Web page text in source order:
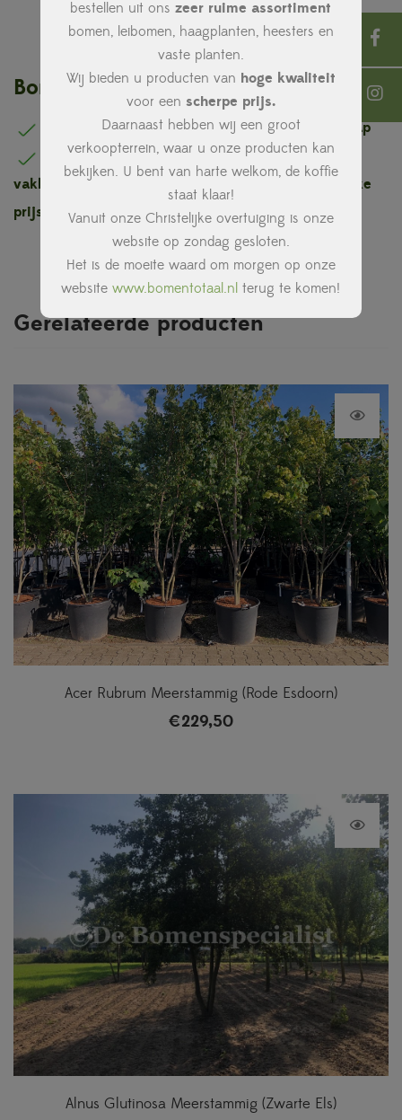
bestellen uit onszeer ruime assortiment
bomen, leibomen, haagplanten, heesters en
vaste planten.
Wij bieden u producten van hoge kwaliteit
voor een scherpe prijs.
Daarnaast hebben wij een groot
verkoopterrein, waar u onze producten kan
bekijken. U bent van harte welkom, de koffie
staat klaar!
Vanuit onze Christelijke overtuiging is onze
website op zondag gesloten.
Het is de moeite waard om morgen op onze
websitewww.bomentotaal.nl terug te komen!
in de late winter of vroege voorjaar, voordat de
sapstroom op gang komt.
Bomentotaal is hét unieke concept !
Eigen kwekerij inclusief kennis en vakmanschap
Eigen bezorg en aanplantservice door ons
vakkundig team
Hoge kwaliteit voor een eerlijke
prijs
Gerelateerde producten
Acer Rubrum Meerstammig (Rode Esdoorn)
€229,50
Alnus Glutinosa Meerstammig (Zwarte Els)